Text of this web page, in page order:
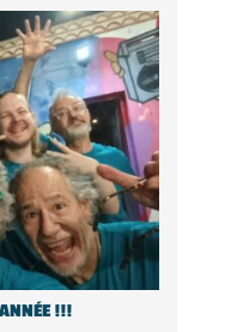
ANNÉE !!!